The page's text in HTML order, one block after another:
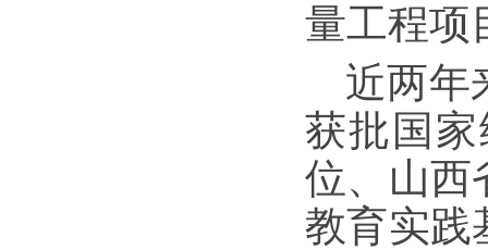
量工程项
近两年
获批国
位、山西
教育实践